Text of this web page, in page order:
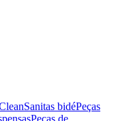
Sanitas bidéPeças
Peças de